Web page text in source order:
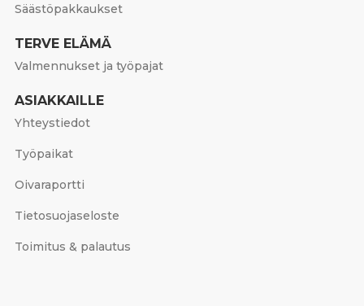
Säästöpakkaukset
TERVE ELÄMÄ
Valmennukset ja työpajat
ASIAKKAILLE
Yhteystiedot
Työpaikat
Oivaraportti
Tietosuojaseloste
Toimitus & palautus